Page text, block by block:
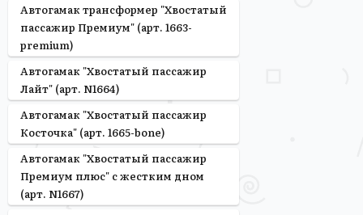
Автогамак трансформер "Хвостатый
пассажир Премиум" (арт. 1663-
premium)
Автогамак "Хвостатый пассажир
Лайт" (арт. N1664)
Автогамак "Хвостатый пассажир
Косточка" (арт. 1665-bone)
Автогамак "Хвостатый пассажир
Премиум плюс" с жестким дном
(арт. N1667)